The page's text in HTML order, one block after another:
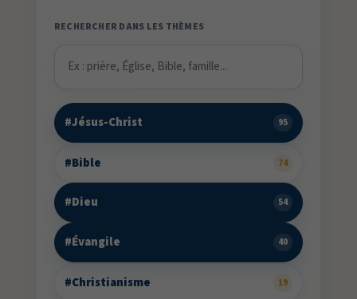
RECHERCHER DANS LES THÈMES
#Jésus-Christ 95
#Bible 74
#Dieu 54
#Évangile 40
#Christianisme 19